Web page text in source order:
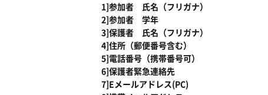
1]参加者 氏名（フリガナ）
2]参加者 学年
3]保護者 氏名（フリガナ）
4]住所（郵便番号含む）
5]電話番号（携帯番号可）
6]保護者緊急連絡先
7]Eメールアドレス(PC)